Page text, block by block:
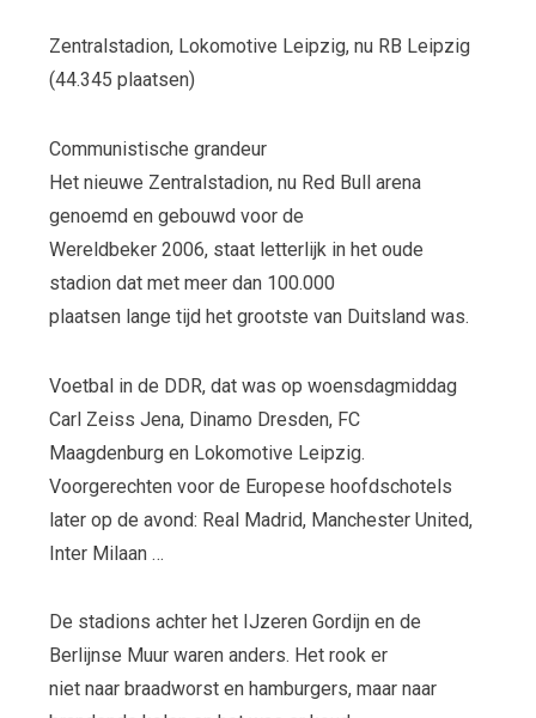
Zentralstadion, Lokomotive Leipzig, nu RB Leipzig
(44.345 plaatsen)
Communistische grandeur
Het nieuwe Zentralstadion, nu Red Bull arena
genoemd en gebouwd voor de
Wereldbeker 2006, staat letterlijk in het oude
stadion dat met meer dan 100.000
plaatsen lange tijd het grootste van Duitsland was.
Voetbal in de DDR, dat was op woensdagmiddag
Carl Zeiss Jena, Dinamo Dresden, FC
Maagdenburg en Lokomotive Leipzig.
Voorgerechten voor de Europese hoofdschotels
later op de avond: Real Madrid, Manchester United,
Inter Milaan …
De stadions achter het IJzeren Gordijn en de
Berlijnse Muur waren anders. Het rook er
niet naar braadworst en hamburgers, maar naar